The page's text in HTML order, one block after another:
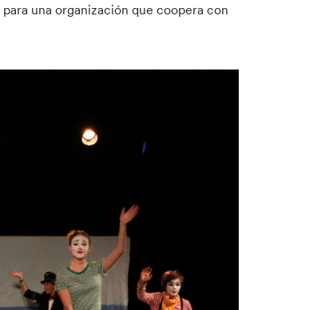
una organización que coopera con